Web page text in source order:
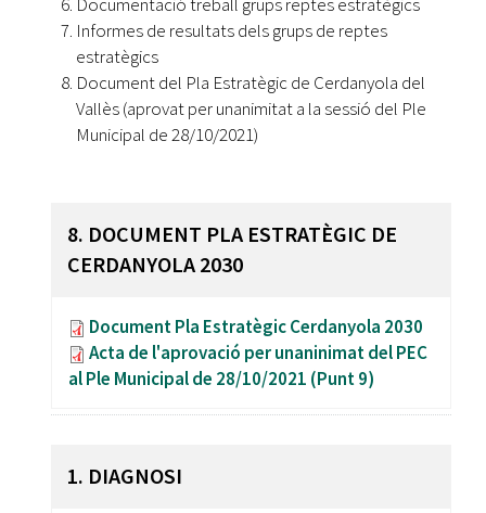
Informes de resultats dels grups de reptes
estratègics
Document del Pla Estratègic de Cerdanyola del
Vallès (aprovat per unanimitat a la sessió del Ple
Municipal de 28/10/2021)
8. DOCUMENT PLA ESTRATÈGIC DE
CERDANYOLA 2030
Document Pla Estratègic Cerdanyola 2030
Acta de l'aprovació per unaninimat del PEC
al Ple Municipal de 28/10/2021 (Punt 9)
1. DIAGNOSI